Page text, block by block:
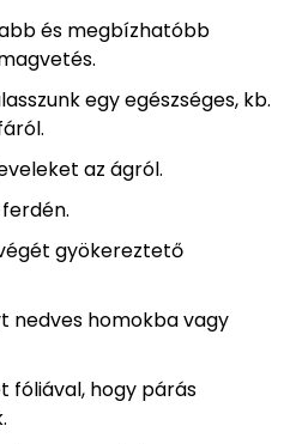
és megbízhatóbb
egy egészséges, kb.
az ágról.
gyökereztető
nedves homokba vagy
fóliával, hogy párás